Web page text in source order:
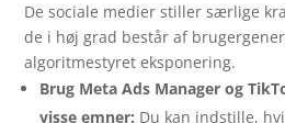
De sociale medier stiller særlige
de i høj grad består af
algoritmestyret eksponering.
Brug Meta Ads Manager og
visse emner: Du kan indstille,